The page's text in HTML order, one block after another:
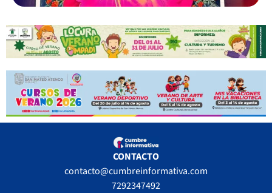
CONTACTO
contacto@cumbreinformativa.com
7292347492